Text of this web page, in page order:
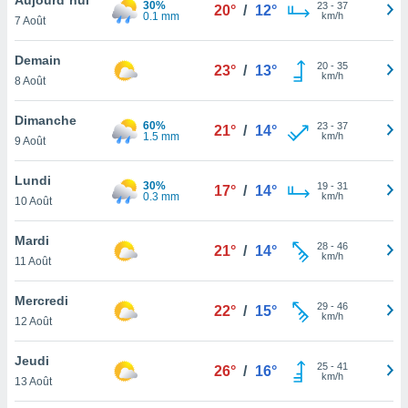
et
»,
au
vous
qu'ils
ou
le
ainsi
un
la
du
7 Août
30%
0.1 mm
20° / 12° 23- 37
km/h
Demain
8 Août
23° / 13° 20- 35
km/h
Dimanche
9 Août
60%
1.5 mm
21° / 14° 23- 37
km/h
Lundi
10 Août
30%
0.3 mm
17° / 14° 19- 31
km/h
Mardi
11 Août
21° / 14° 28- 46
km/h
Mercredi
12 Août
22° / 15° 29- 46
km/h
Jeudi
13 Août
26° / 16° 25- 41
km/h